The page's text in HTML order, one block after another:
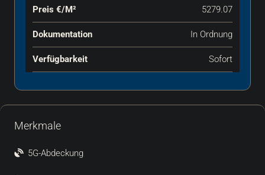
Preis €‎/m² 5279.07
Dokumentation In Ordnung
Verfügbarkeit Sofort
Merkmale
5G-Abdeckung